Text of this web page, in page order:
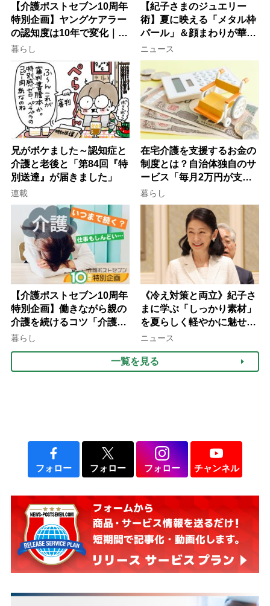
【介護ポストセブン10周年
特別企画】ヤングケアラー
の認知度は10年で変化｜流
行語大賞にノミネート、法
律にも明記されたが果たし
て現在は？
暮らし
【紀子さまのジュエリー
術】夏に映える「メタル枠
パール」＆顔まわりが華や
ぐ「揺れる一粒」の使い分
け方
ニュース
兄がボケました～認知症と
介護と老後と「第84回『特
別送達』が届きました」
連載
在宅介護を支援するお金の
制度とは？自治体独自のサ
ービス「毎月2万円が支給
される」ケースも【FP解
説】
暮らし
【介護ポストセブン10周年
特別企画】働きながら親の
介護を続けるコツ「介護は
10年以上続くことも…3つ
みよう」【社会福祉士解
説】
暮らし
《冷え対策と両立》紀子さ
まに学ぶ「しっかり素材」
を夏らしく軽やかに魅せる
3つの着こなし法則
ニュース
一覧を見る
フォロー フォロー フォロー チャンネル